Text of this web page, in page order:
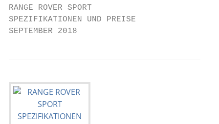
RANGE ROVER SPORT
SPEZIFIKATIONEN UND PREISE
SEPTEMBER 2018